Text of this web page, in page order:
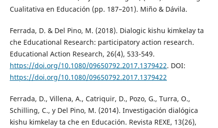
Cualitativa en Educación (pp. 187–201). Miño & Dávila.
Ferrada, D. & Del Pino, M. (2018). Dialogic kishu kimkelay ta
che Educational Research: participatory action research.
Educational Action Research, 26(4), 533-549.
https://doi.org/10.1080/09650792.2017.1379422. DOI:
https://doi.org/10.1080/09650792.2017.1379422
Ferrada, D., Villena, A., Catriquir, D., Pozo, G., Turra, O.,
Schilling, C., y Del Pino, M. (2014). Investigación dialógica
kishu kimkelay ta che en Educación. Revista REXE, 13(26),